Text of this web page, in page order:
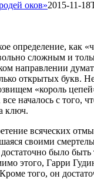
оков»2015-11-
определение, как
сложным и
направлении
открытых букв.
«король
началось с того,
ключ.
всяческих
своими
было быть
этого, Гарри
того, он